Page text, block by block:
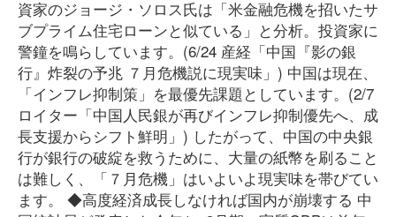
資家のジョージ・ソロス氏は「米金融危機を招いたサ
ブプライム住宅ローンと似ている」と分析。投資家に
警鐘を鳴らしています。(6/24 産経「中国『影の銀
行』炸裂の予兆 ７月危機説に現実味」) 中国は現在、
「インフレ抑制策」を最優先課題としています。(2/7
ロイター「中国人民銀が再びインフレ抑制優先へ、成
長支援からシフト鮮明」) したがって、中国の中央銀
行が銀行の破綻を救うために、大量の紙幣を刷ること
は難しく、「７月危機」はいよいよ現実味を帯びてい
ます。 ◆高度経済成長しなければ国内が崩壊する 中